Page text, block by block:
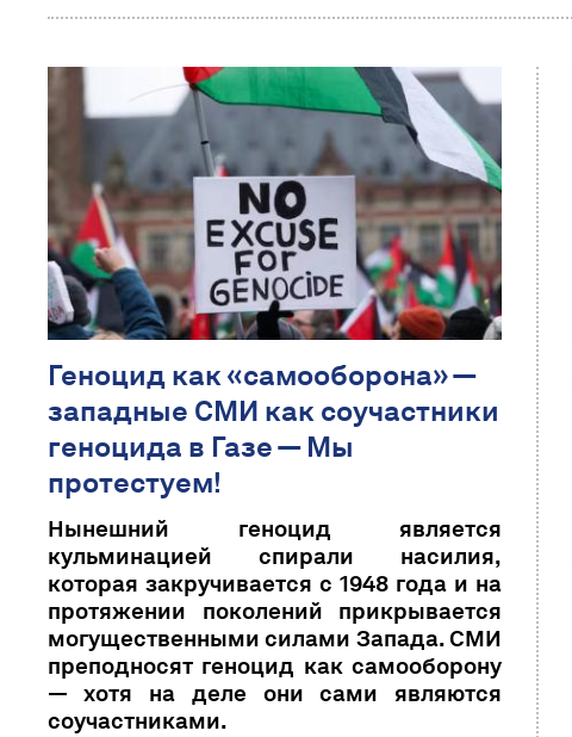
Геноцид как «самооборона» —
западные СМИ как соучастники
геноцида в Газе — Мы
протестуем!
Нынешний геноцид является
кульминацией спирали насилия,
которая закручивается с 1948 года и на
протяжении поколений прикрывается
могущественными силами Запада. СМИ
преподносят геноцид как самооборону
— хотя на деле они сами являются
соучастниками.